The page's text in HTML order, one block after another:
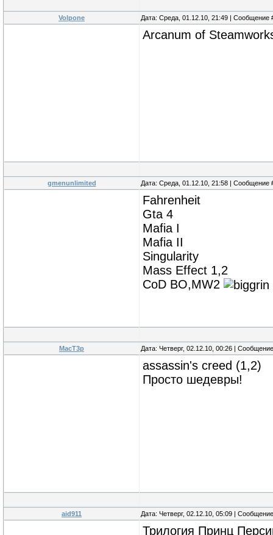
Volpone Дата: Среда, 01.12.10, 21:49 | Сообщение
Arcanum of
gmenunlimited Дата: Среда, 01.12.10, 21:58 | Сообщение
Fahrenheit
Gta 4
Mafia I
Mafia II
Singularity
Mass Effect 1,2
CoD BO,MW2
MacT3p Дата: Четверг, 02.12.10, 00:26 |
assassin's creed (1,2)
Просто шедевры!
aid911 Дата: Четверг, 02.12.10, 05:09 |
Трилогия Принц